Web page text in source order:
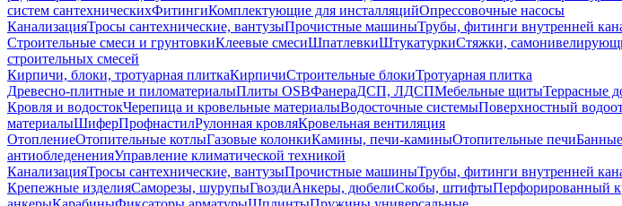
систем сантехническихФитингиКомплектующие для инсталляцийОпрессовочные насосы
КанализацияТросы сантехнические, вантузыПрочистные машиныТрубы, фитинги внутренней
Строительные смеси и грунтовкиКлеевые смесиШпатлевкиШтукатуркиСтяжки,
строительных смесей
Кирпичи, блоки, тротуарная плиткаКирпичиСтроительные блокиТротуарная плитка
Древесно-плитные и пиломатериалыПлиты OSBФанераДСП, ЛДСПМебельные щитыТеррасные
Кровля и водостокЧерепица и кровельные материалыВодосточные системыПоверхностный
материалыШиферПрофнастилРулонная кровляКровельная вентиляция
ОтоплениеОтопительные котлыГазовые колонкиКамины, печи-каминыОтопительные печи
антиобледененияУправление климатической техникой
КанализацияТросы сантехнические, вантузыПрочистные машиныТрубы, фитинги внутренней
Крепежные изделияСаморезы, шурупыГвоздиАнкеры, дюбелиСкобы, штифтыПерфорированный